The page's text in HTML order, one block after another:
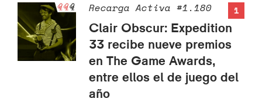
1
Recarga Activa #1.180
Clair Obscur: Expedition
33 recibe nueve premios
en The Game Awards,
entre ellos el de juego del
año